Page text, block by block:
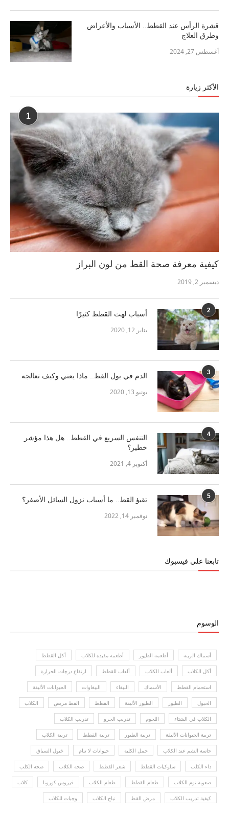
قشرة الرأس عند القطط.. الأسباب والأعراض
وطرق العلاج
أغسطس 27, 2024
الأكثر زيارة
1
كيفية معرفة صحة القط من لون البراز
ديسمبر 2, 2019
2 أسباب لهث القطط كثيرًا
يناير 12, 2020
3 الدم في بول القط.. ماذا يعني وكيف تعالجه
يونيو 13, 2020
4
التنفس السريع في القطط.. هل هذا مؤشر
خطير؟
أكتوبر 4, 2021
5 تقيؤ القط.. ما أسباب نزول السائل الأصفر؟
نوفمبر 14, 2022
تابعنا علي فيسبوك
الوسوم
أسماك الزينة أطعمة الطيور أطعمة مفيدة للكلاب أكل القطط
أكل الكلاب ألعاب الكلاب ألعاب للقطط ارتفاع درجات الحرارة
استحمام القطط الأسماك الببغاء الببغاوات الحيوانات الأليفة
الخيول الطيور الطيور الأليفة القطط القط مريض الكلاب
الكلاب في الشتاء اللحوم تدريب الجرو تدريب الكلاب
تربية الحيوانات الأليفة تربية الطيور تربية القطط تربية الكلاب
حاسة الشم عند الكلاب حمل الكلبة حيوانات لا تنام خيول السباق
داء الكلب سلوكيات القطط شعر القطط صحة الكلاب صحة الكلب
صعوبة نوم الكلاب طعام القطط طعام الكلاب فيروس كورونا كلاب
كيفية تدريب الكلاب مرض القط نباح الكلاب وجبات للكلاب